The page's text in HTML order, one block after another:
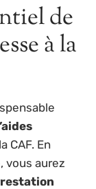
de
à la
CAF. En
vous aurez